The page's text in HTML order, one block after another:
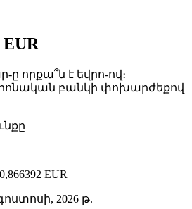
ը որքա՞ն է եվրո-ով։
բանկի փոխարժեքով
EUR
2026 թ.